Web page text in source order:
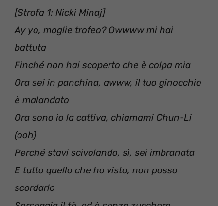
[Strofa 1: Nicki Minaj]
Ay yo, moglie trofeo? Owwww mi hai
battuta
Finché non hai scoperto che è colpa mia
Ora sei in panchina, awww, il tuo ginocchio
è malandato
Ora sono io la cattiva, chiamami Chun-Li
(ooh)
Perché stavi scivolando, sì, sei imbranata
E tutto quello che ho visto, non posso
scordarlo